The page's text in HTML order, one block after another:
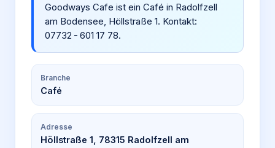
Goodways Cafe ist ein Café in Radolfzell
am Bodensee, Höllstraße 1. Kontakt:
07732 - 601 17 78.
Branche
Café
Adresse
Höllstraße 1, 78315 Radolfzell am